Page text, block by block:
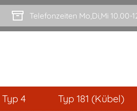
Telefonzeiten Mo,Di,Mi 10.00-
4 Typ 181 (Kübel)